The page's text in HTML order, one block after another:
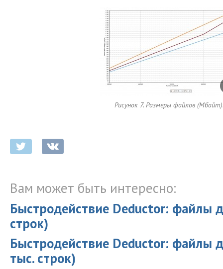
Рисунок 7. Размеры файлов
Вам может быть интересно:
Быстродействие Deductor: файлы
строк)
Быстродействие Deductor: файлы
тыс. строк)